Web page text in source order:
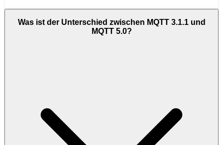
Was ist der Unterschied zwischen MQTT 3.1.1 und
MQTT 5.0?